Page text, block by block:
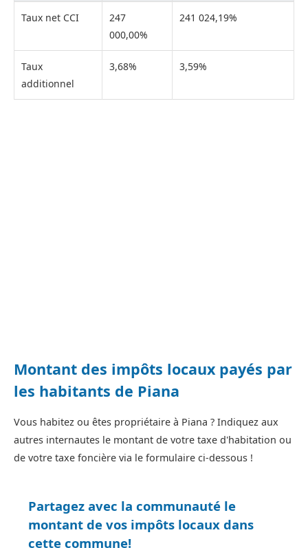
Taux net CCI
247
000,00%
241 024,19%
Taux
additionnel
3,68% 3,59%
Montant des impôts locaux payés par
les habitants de Piana
Vous habitez ou êtes propriétaire à Piana ? Indiquez aux
autres internautes le montant de votre taxe d'habitation ou
de votre taxe foncière via le formulaire ci-dessous !
Partagez avec la communauté le
montant de vos impôts locaux dans
cette commune!